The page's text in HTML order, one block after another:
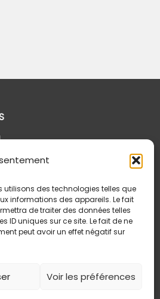
utilisons des technologies telles que
informations des appareils. Le fait
de traiter des données telles
ID uniques sur ce site. Le fait de ne
peut avoir un effet négatif sur
Voir les préférences
annulations
d'utilisation
inc. Tous droits réservés.